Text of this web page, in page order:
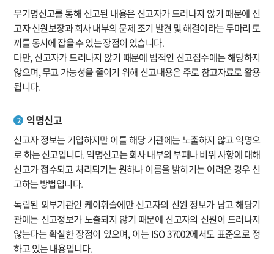
무기명신고를 통해 신고된 내용은 신고자가 드러나지 않기 때문에 신
고자 신원보장과 회사 내부의 문제 조기 발견 및 해결이라는 두마리 토
끼를 동시에 잡을 수 있는 장점이 있습니다.
다만, 신고자가 드러나지 않기 때문에 법적인 신고접수에는 해당하지
않으며, 무고 가능성을 줄이기 위해 신고내용은 주로 참고자료로 활용
됩니다.
2 익명신고
신고자 정보는 기입하지만 이를 해당 기관에는 노출하지 않고 익명으
로 하는 신고입니다. 익명신고는 회사 내부의 부패나 비위 사항에 대해
신고가 접수되고 처리되기는 원하나 이름을 밝히기는 어려운 경우 신
고하는 방법입니다.
독립된 외부기관인 케이휘슬에만 신고자의 신원 정보가 남고 해당기
관에는 신고정보가 노출되지 않기 때문에 신고자의 신원이 드러나지
않는다는 확실한 장점이 있으며, 이는 ISO 37002에서도 표준으로 정
하고 있는 내용입니다.